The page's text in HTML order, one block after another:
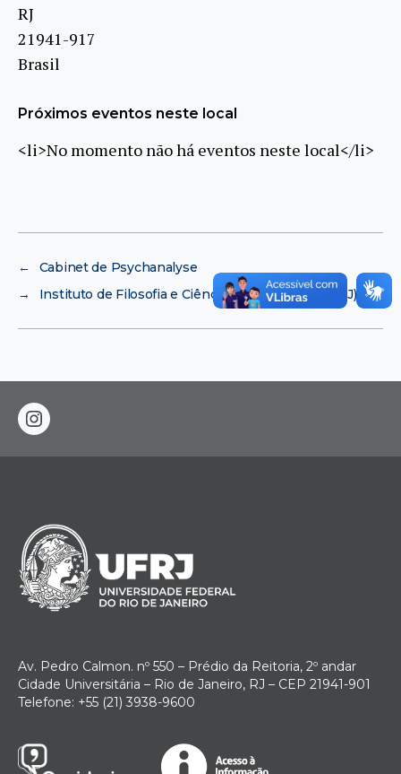
RJ
21941-917
Brasil
Próximos eventos neste local
<li>No momento não há eventos neste local</li>
←
Cabinet de Psychanalyse
→
Instituto de Filosofia e Ciências Sociais (IFCS/UFRJ)
instagram
Av. Pedro Calmon. nº 550 – Prédio da Reitoria, 2º andar
Cidade Universitária – Rio de Janeiro, RJ – CEP 21941-901
Telefone: +55 (21) 3938-9600